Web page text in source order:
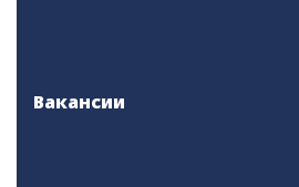
Вакансии